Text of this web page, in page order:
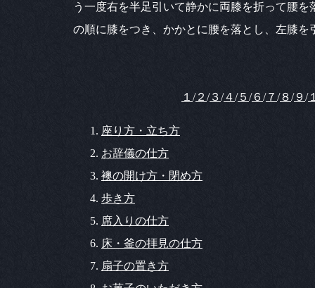
う一度右を半足引いて静かに両膝を折って腰を
の順に膝をつき、かかとに腰を落とし、左膝を
１ /２ /３/４/５ /６ /７ /８/９ /
座り方・立ち方
お辞儀の仕方
襖の開け方・閉め方
歩き方
席入りの仕方
床・釜の拝見の仕方
扇子の置き方